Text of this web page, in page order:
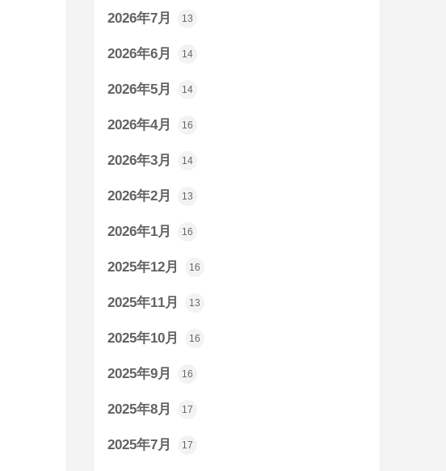
2026年7月 13
2026年6月 14
2026年5月 14
2026年4月 16
2026年3月 14
2026年2月 13
2026年1月 16
2025年12月 16
2025年11月 13
2025年10月 16
2025年9月 16
2025年8月 17
2025年7月 17